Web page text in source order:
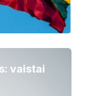
vaistai